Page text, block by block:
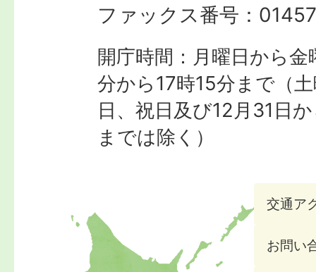
ファックス番号：
開庁時間：月曜日から
分から17時15分まで（
日、祝日及び12月31日
までは除く）
交通ア
お問い